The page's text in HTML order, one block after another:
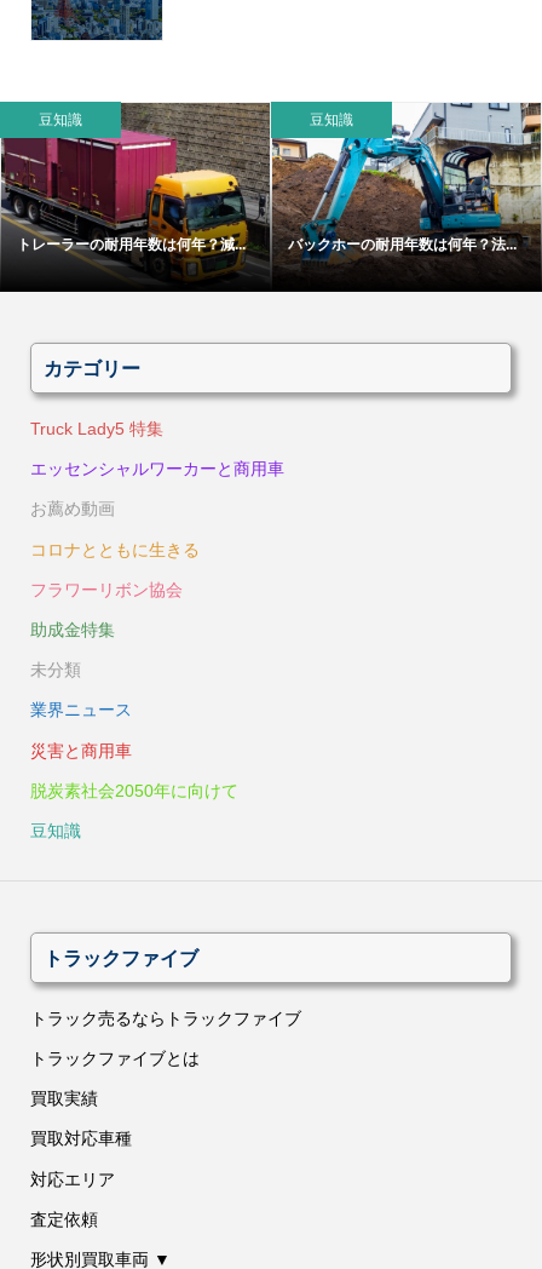
豆知識
トレーラーの耐用年数は何年？減...
豆知識
バックホーの耐用年数は何年？法...
カテゴリー
Truck Lady5 特集
エッセンシャルワーカーと商用車
お薦め動画
コロナとともに生きる
フラワーリボン協会
助成金特集
未分類
業界ニュース
災害と商用車
脱炭素社会2050年に向けて
豆知識
トラックファイブ
トラック売るならトラックファイブ
トラックファイブとは
買取実績
買取対応車種
対応エリア
査定依頼
形状別買取車両 ▼